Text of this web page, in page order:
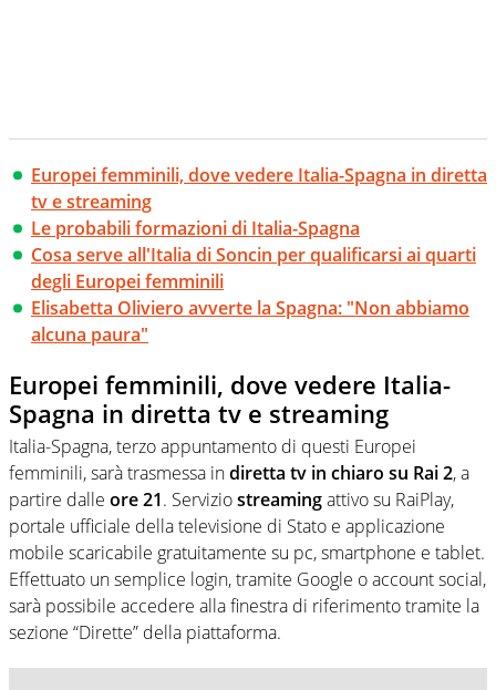
Europei femminili, dove vedere Italia-Spagna in diretta
tv e streaming
Le probabili formazioni di Italia-Spagna
Cosa serve all'Italia di Soncin per qualificarsi ai quarti
degli Europei femminili
Elisabetta Oliviero avverte la Spagna: "Non abbiamo
alcuna paura"
Europei femminili, dove vedere Italia-
Spagna in diretta tv e streaming
Italia-Spagna, terzo appuntamento di questi Europei
femminili, sarà trasmessa indiretta tv in chiaro su Rai 2, a
partire dalle ore 21. Serviziostreamingattivo su RaiPlay,
portale ufficiale della televisione di Stato e applicazione
mobile scaricabile gratuitamente su pc, smartphone e tablet.
Effettuato un semplice login, tramite Google o account social,
sarà possibile accedere alla finestra di riferimento tramite la
sezione “Dirette” della piattaforma.